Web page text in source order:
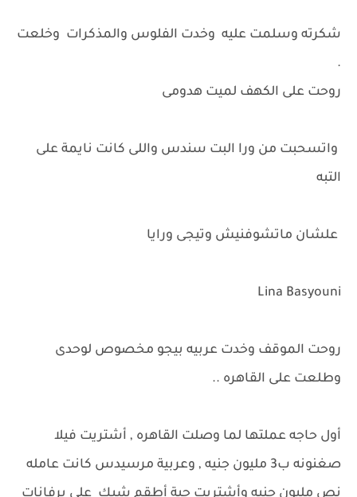
شكرته وسلمت عليه وخدت الفلوس والمذكرات وخلعت
.
روحت على الكهف لميت هدومى
واتسحبت من ورا البت سندس واللى كانت نايمة على
التبه
علشان ماتشوفنيش وتيجى ورايا
Lina Basyouni
روحت الموقف وخدت عربيه بيجو مخصوص لوحدى
وطلعت على القاهره ..
أول حاجه عملتها لما وصلت القاهره , أشتريت فيلا
صغنونه ب3 مليون جنيه , وعربية مرسيدس كانت عامله
نص مليون جنيه وأشتريت حبة أطقم شيك على برفانات